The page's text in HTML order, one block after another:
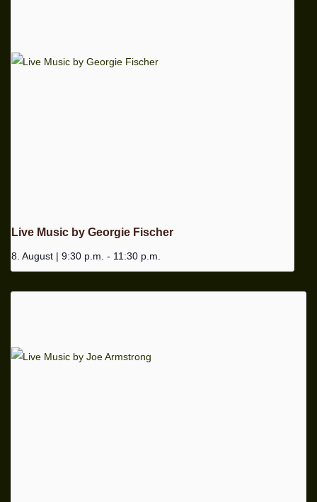
Live Music by Georgie Fischer
8. August | 9:30 p.m. - 11:30 p.m.